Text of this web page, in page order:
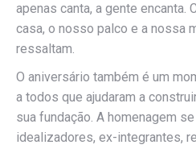
apenas canta, a gente encanta.
casa, o nosso palco e a nossa
ressaltam.
O aniversário também é um
a todos que ajudaram a
sua fundação. A homenagem
idealizadores, ex-integrantes,